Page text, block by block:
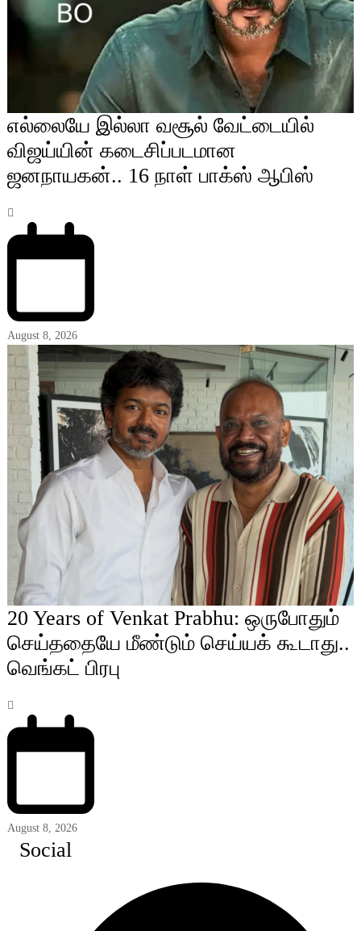
எல்லையே இல்லா வசூல் வேட்டையில்
விஜய்யின் கடைசிப்படமான
ஜனநாயகன்.. 16 நாள் பாக்ஸ் ஆபிஸ்
August 8, 2026
20 Years of Venkat Prabhu: ஒருபோதும்
செய்ததையே மீண்டும் செய்யக் கூடாது..
வெங்கட் பிரபு
August 8, 2026
Social